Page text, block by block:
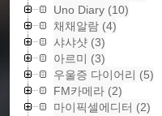
Uno Diary (10)
채채알람 (4)
샤샤샷 (3)
아르미 (3)
우울증 다이어리 (5)
FM카메라 (2)
마이픽셀에디터 (2)